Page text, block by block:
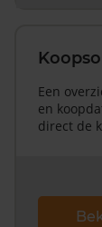
Een
en
direct de